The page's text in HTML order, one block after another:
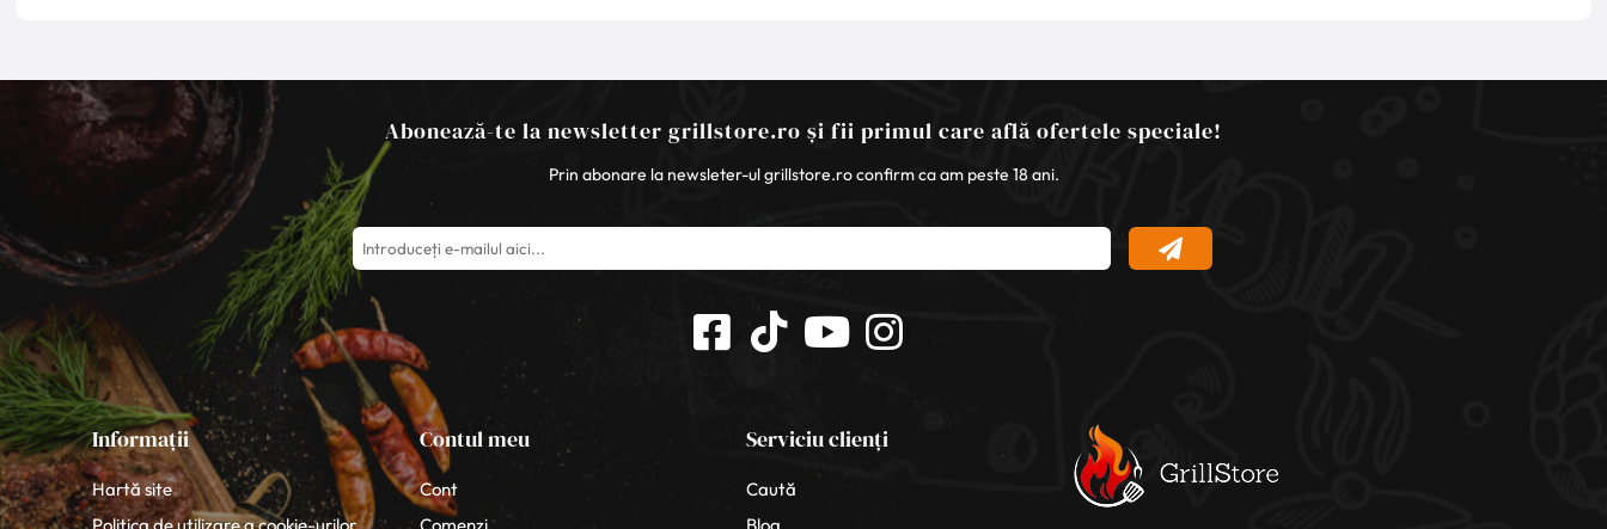
Abonează-te la newsletter grillstore.ro și fii primul care află ofertele speciale!
Prin abonare la newsleter-ul grillstore.ro confirm ca am peste 18 ani.
Informații
Hartă site
Contul meu
Cont
Serviciu clienți
Caută